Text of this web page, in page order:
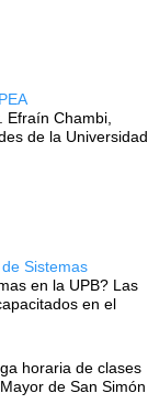
Efraín Chambi,
de la Universidad
Sistemas
en la UPB? Las
en el
horaria de clases
de San Simón